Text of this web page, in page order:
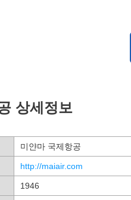
상세정보
미얀마 국제항공
http://maiair.com
1946